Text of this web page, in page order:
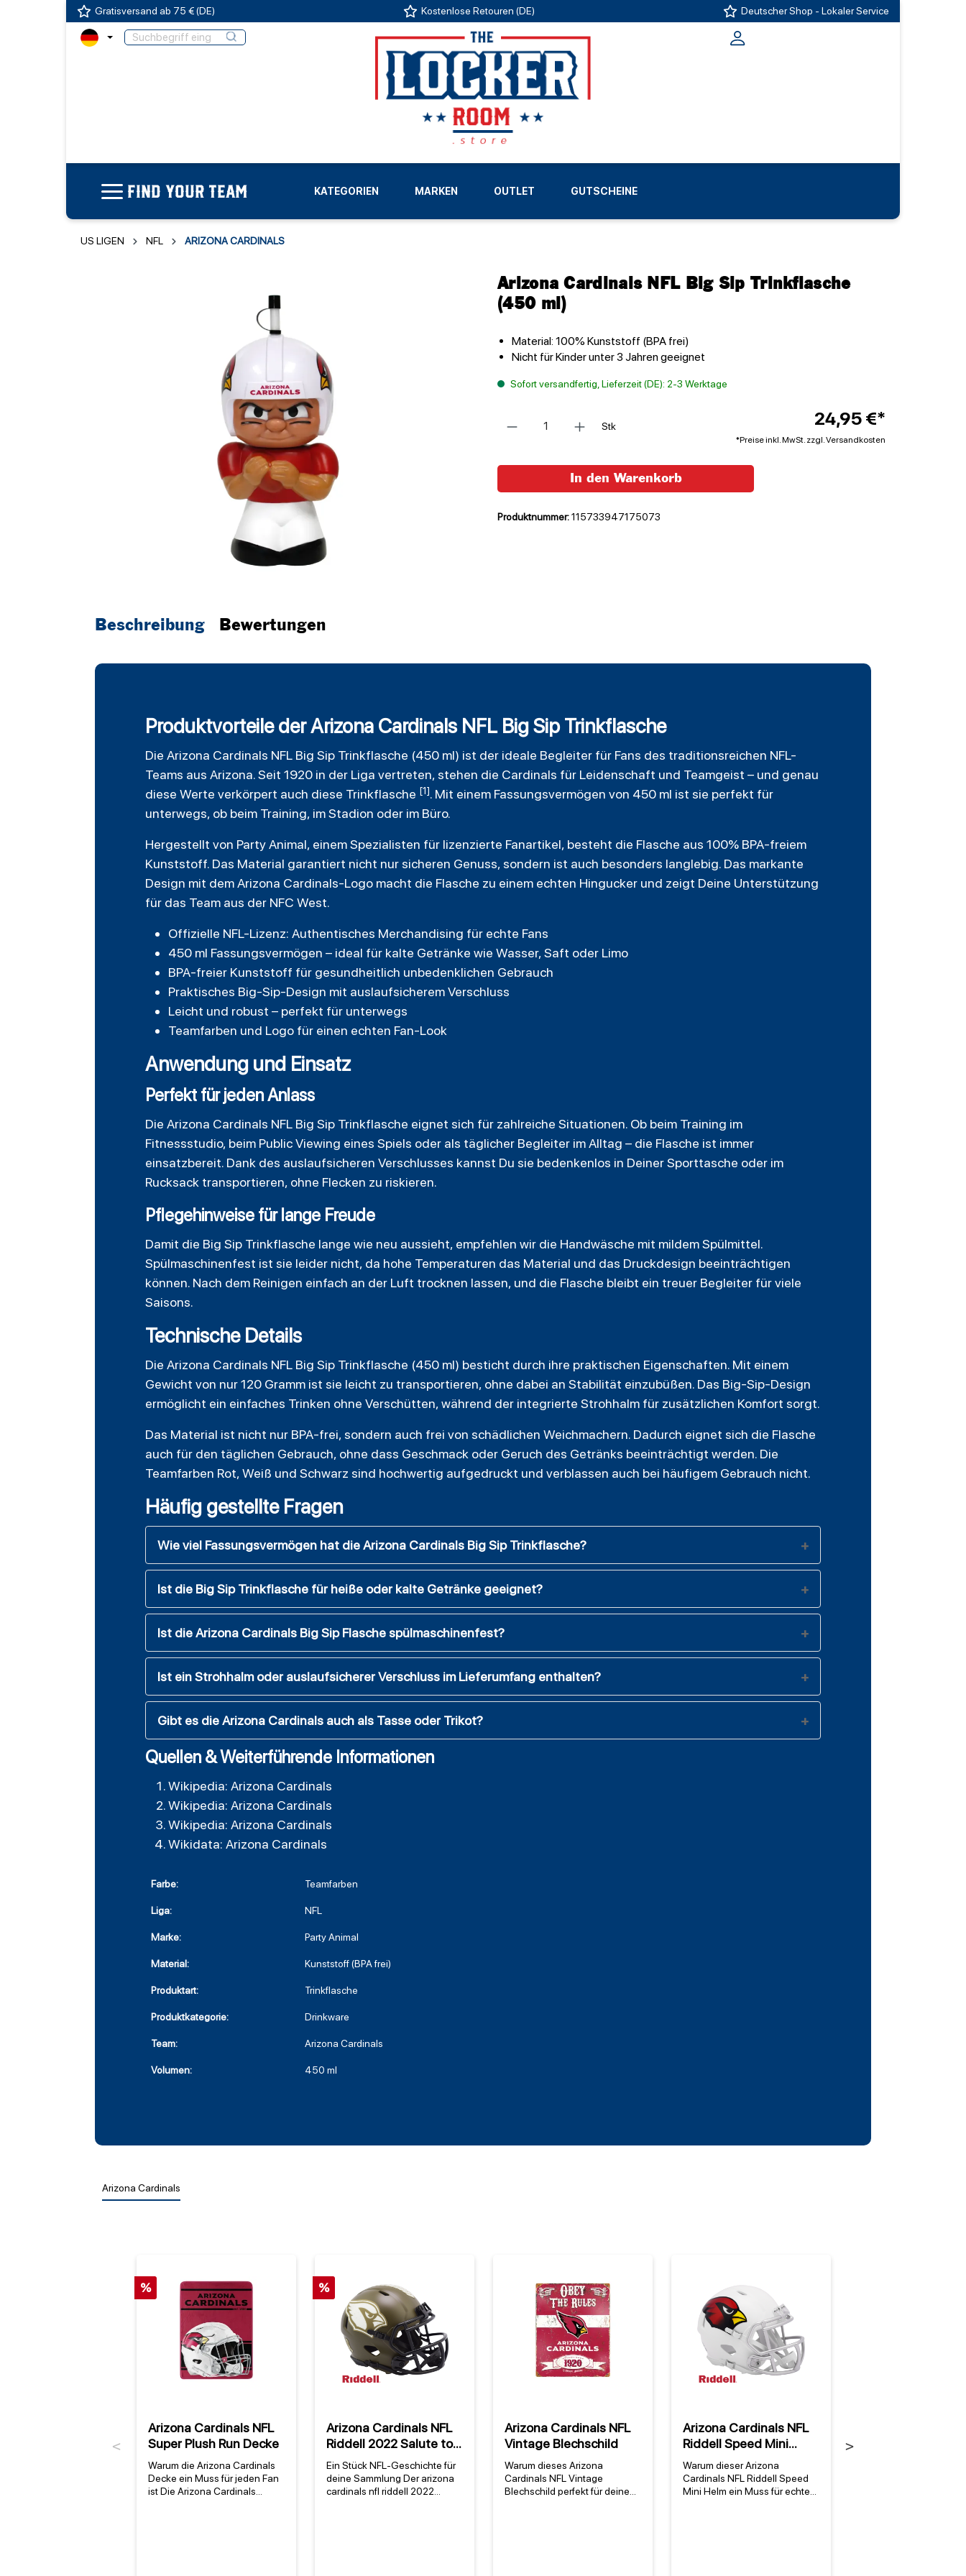
Gratisversand ab 75 € (DE) Kostenlose Retouren (DE) Deutscher Shop - Lokaler Service
FIND YOUR TEAM KATEGORIEN MARKEN
LIGEN
OUTLET GUTSCHEINE
US LIGEN NFL ARIZONA CARDINALS
Arizona Cardinals NFL Big Sip Trinkflasche
(450 ml)
Material: 100% Kunststoff (BPA frei)
Nicht für Kinder unter 3 Jahren geeignet
Sofort versandfertig, Lieferzeit (DE): 2-3 Werktage
Stk
24,95 €*
*Preise inkl. MwSt. zzgl. Versandkosten
In den Warenkorb
Produktnummer:115733947175073
Beschreibung Bewertungen
Produktvorteile der Arizona Cardinals NFL Big Sip Trinkflasche
Die Arizona Cardinals NFL Big Sip Trinkflasche (450 ml) ist der ideale Begleiter für Fans des traditionsreichen NFL-
Teams aus Arizona. Seit 1920 in der Liga vertreten, stehen die Cardinals für Leidenschaft und Teamgeist – und genau
diese Werte verkörpert auch diese Trinkflasche [1]. Mit einem Fassungsvermögen von 450 ml ist sie perfekt für
unterwegs, ob beim Training, im Stadion oder im Büro.
Hergestellt von Party Animal, einem Spezialisten für lizenzierte Fanartikel, besteht die Flasche aus 100% BPA-freiem
Kunststoff. Das Material garantiert nicht nur sicheren Genuss, sondern ist auch besonders langlebig. Das markante
Design mit dem Arizona Cardinals-Logo macht die Flasche zu einem echten Hingucker und zeigt Deine Unterstützung
für das Team aus der NFC West.
Offizielle NFL-Lizenz: Authentisches Merchandising für echte Fans
450 ml Fassungsvermögen – ideal für kalte Getränke wie Wasser, Saft oder Limo
BPA-freier Kunststoff für gesundheitlich unbedenklichen Gebrauch
Praktisches Big-Sip-Design mit auslaufsicherem Verschluss
Leicht und robust – perfekt für unterwegs
Teamfarben und Logo für einen echten Fan-Look
Anwendung und Einsatz
Perfekt für jeden Anlass
Die Arizona Cardinals NFL Big Sip Trinkflasche eignet sich für zahlreiche Situationen. Ob beim Training im
Fitnessstudio, beim Public Viewing eines Spiels oder als täglicher Begleiter im Alltag – die Flasche ist immer
einsatzbereit. Dank des auslaufsicheren Verschlusses kannst Du sie bedenkenlos in Deiner Sporttasche oder im
Rucksack transportieren, ohne Flecken zu riskieren.
Pflegehinweise für lange Freude
Damit die Big Sip Trinkflasche lange wie neu aussieht, empfehlen wir die Handwäsche mit mildem Spülmittel.
Spülmaschinenfest ist sie leider nicht, da hohe Temperaturen das Material und das Druckdesign beeinträchtigen
können. Nach dem Reinigen einfach an der Luft trocknen lassen, und die Flasche bleibt ein treuer Begleiter für viele
Saisons.
Technische Details
Die Arizona Cardinals NFL Big Sip Trinkflasche (450 ml) besticht durch ihre praktischen Eigenschaften. Mit einem
Gewicht von nur 120 Gramm ist sie leicht zu transportieren, ohne dabei an Stabilität einzubüßen. Das Big-Sip-Design
ermöglicht ein einfaches Trinken ohne Verschütten, während der integrierte Strohhalm für zusätzlichen Komfort sorgt.
Das Material ist nicht nur BPA-frei, sondern auch frei von schädlichen Weichmachern. Dadurch eignet sich die Flasche
auch für den täglichen Gebrauch, ohne dass Geschmack oder Geruch des Getränks beeinträchtigt werden. Die
Teamfarben Rot, Weiß und Schwarz sind hochwertig aufgedruckt und verblassen auch bei häufigem Gebrauch nicht.
Häufig gestellte Fragen
Wie viel Fassungsvermögen hat die Arizona Cardinals Big Sip Trinkflasche?
Ist die Big Sip Trinkflasche für heiße oder kalte Getränke geeignet?
Ist die Arizona Cardinals Big Sip Flasche spülmaschinenfest?
Ist ein Strohhalm oder auslaufsicherer Verschluss im Lieferumfang enthalten?
Gibt es die Arizona Cardinals auch als Tasse oder Trikot?
Quellen & Weiterführende Informationen
Wikipedia: Arizona Cardinals
Wikipedia: Arizona Cardinals
Wikipedia: Arizona Cardinals
Wikidata: Arizona Cardinals
Farbe: Teamfarben
Liga: NFL
Marke: Party Animal
Material: Kunststoff (BPA frei)
Produktart: Trinkflasche
Produktkategorie: Drinkware
Team: Arizona Cardinals
Volumen: 450 ml
Arizona Cardinals
Previous
%
Arizona Cardinals NFL
Super Plush Run Decke
Warum die Arizona Cardinals
Decke ein Muss für jeden Fan
ist Die Arizona Cardinals
%
Arizona Cardinals NFL
Riddell 2022 Salute to
Service NFL Speed Mini
Helm
Ein Stück NFL-Geschichte für
deine Sammlung Der arizona
cardinals nfl riddell 2022
Arizona Cardinals NFL
Vintage Blechschild
Warum dieses Arizona
Cardinals NFL Vintage
Blechschild perfekt für deine
Arizona Cardinals NFL
Riddell Speed Mini
Helm
Warum dieser Arizona
Cardinals NFL Riddell Speed
Mini Helm ein Muss für echte
Next